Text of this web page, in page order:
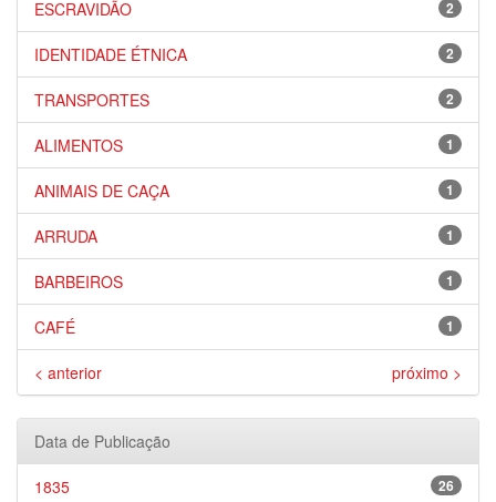
2
ESCRAVIDÃO
2
IDENTIDADE ÉTNICA
2
TRANSPORTES
1
ALIMENTOS
1
ANIMAIS DE CAÇA
1
ARRUDA
1
BARBEIROS
1
CAFÉ
< anterior próximo >
Data de Publicação
26
1835